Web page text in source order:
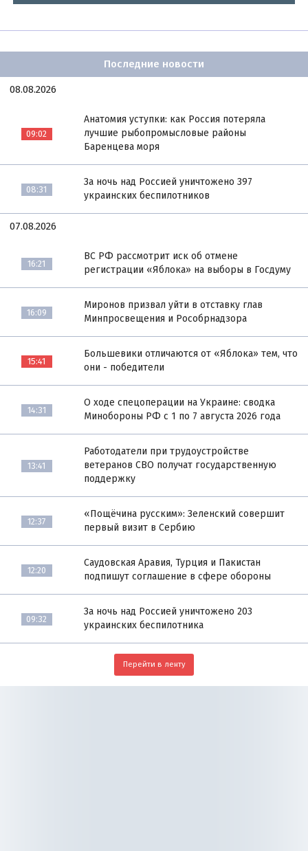
Последние новости
08.08.2026
09:02
Анатомия уступки: как Россия потеряла
лучшие рыбопромысловые районы
Баренцева моря
08:31
За ночь над Россией уничтожено 397
украинских беспилотников
07.08.2026
16:21
ВС РФ рассмотрит иск об отмене
регистрации «Яблока» на выборы в Госдуму
16:09
Миронов призвал уйти в отставку глав
Минпросвещения и Рособрнадзора
15:41
Большевики отличаются от «Яблока» тем, что
они - победители
14:31
О ходе спецоперации на Украине: сводка
Минобороны РФ с 1 по 7 августа 2026 года
13:41
Работодатели при трудоустройстве
ветеранов СВО получат государственную
поддержку
12:37
«Пощёчина русским»: Зеленский совершит
первый визит в Сербию
12:20
Саудовская Аравия, Турция и Пакистан
подпишут соглашение в сфере обороны
09:32
За ночь над Россией уничтожено 203
украинских беспилотника
Перейти в ленту